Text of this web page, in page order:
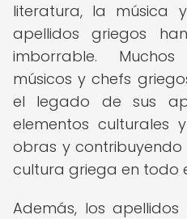
literatura, la música
apellidos griegos
imborrable.
músicos y chefs
el legado de sus
elementos culturales
obras y
cultura griega en todo
Además, los